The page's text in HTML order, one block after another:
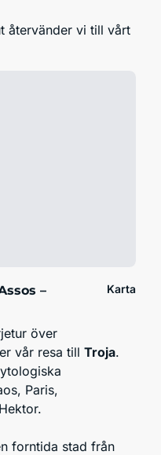
återvänder vi till vårt
–
Karta
över
vår resa till Troja.
Paris,
forntida stad från